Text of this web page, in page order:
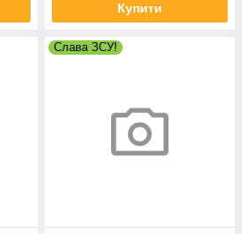
Купити
Слава ЗСУ!